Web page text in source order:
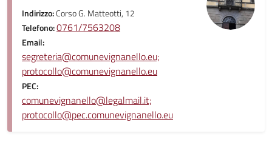
Indirizzo:Corso G. Matteotti, 12
Telefono:0761/7563208
Email:
segreteria@comunevignanello.eu;
protocollo@comunevignanello.eu
PEC:
comunevignanello@legalmail.it;
protocollo@pec.comunevignanello.eu